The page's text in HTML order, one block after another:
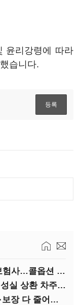
윤리강령에 따라
습니다.
자본성증권 돌려막기 어려워진 보험사…콜옵션 부담 급증
당국, '포용금융' 저금리에 방점…성실 상환 차주는 '역차별'
단독 가입 어려워진 실손, 보험료·보장 다 줄어든 5세대는?